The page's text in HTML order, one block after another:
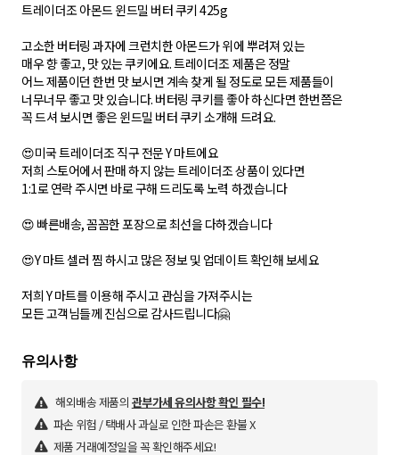
트레이더조 아몬드 윈드밀 버터 쿠키 425g
고소한 버터링 과자에 크런치한 아몬드가 위에 뿌려져 있는
매우 향 좋고, 맛 있는 쿠키에요. 트레이더조 제품은 정말
어느 제품이던 한번 맛 보시면 계속 찾게 될 정도로 모든 제품들이
너무너무 좋고 맛 있습니다. 버터링 쿠키를 좋아 하신다면 한번쯤은
꼭 드셔 보시면 좋은 윈드밀 버터 쿠키 소개해 드려요.
😍미국 트레이더조 직구 전문 Y 마트에요
저희 스토어에서 판매 하지 않는 트레이더조 상품이 있다면
1:1로 연락 주시면 바로 구해 드리도록 노력 하겠습니다
😍 빠른배송, 꼼꼼한 포장으로 최선을 다하겠습니다
😍Y 마트 셀러 찜 하시고 많은 정보 및 업데이트 확인해 보세요
저희 Y 마트를 이용해 주시고 관심을 가져주시는
모든 고객님들께 진심으로 감사드립니다🤗
유의사항
해외배송 제품의 관부가세 유의사항 확인 필수!
파손 위험 / 택배사 과실로 인한 파손은 환불 X
제품 거래예정일을 꼭 확인해주세요!